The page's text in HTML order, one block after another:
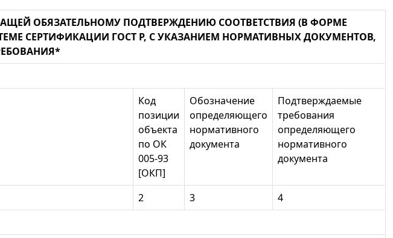
ОБЯЗАТЕЛЬНОМУ ПОДТВЕРЖДЕНИЮ СООТВЕТСТВИЯ (В ФОРМЕ
СЕРТИФИКАЦИИ ГОСТ Р, С УКАЗАНИЕМ НОРМАТИВНЫХ ДОКУМЕНТОВ,
Код
позиции
объекта
по ОК
005-93
[ОКП]
Обозначение
определяющего
нормативного
документа
Подтверждаемые
требования
определяющего
нормативного
документа
2 3 4